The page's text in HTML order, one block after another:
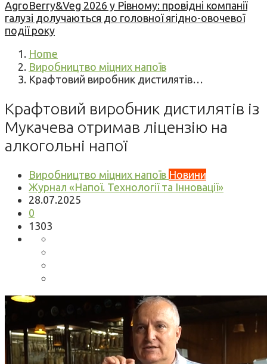
AgroBerry&Veg 2026 у Рівному: провідні компанії
галузі долучаються до головної ягідно-овочевої
події року
Home
Виробництво міцних напоїв
Крафтовий виробник дистилятів…
Крафтовий виробник дистилятів із
Мукачева отримав ліцензію на
алкогольні напої
Виробництво міцних напоїв Новини
Журнал «Напої. Технології та Інновації»
28.07.2025
0
1303